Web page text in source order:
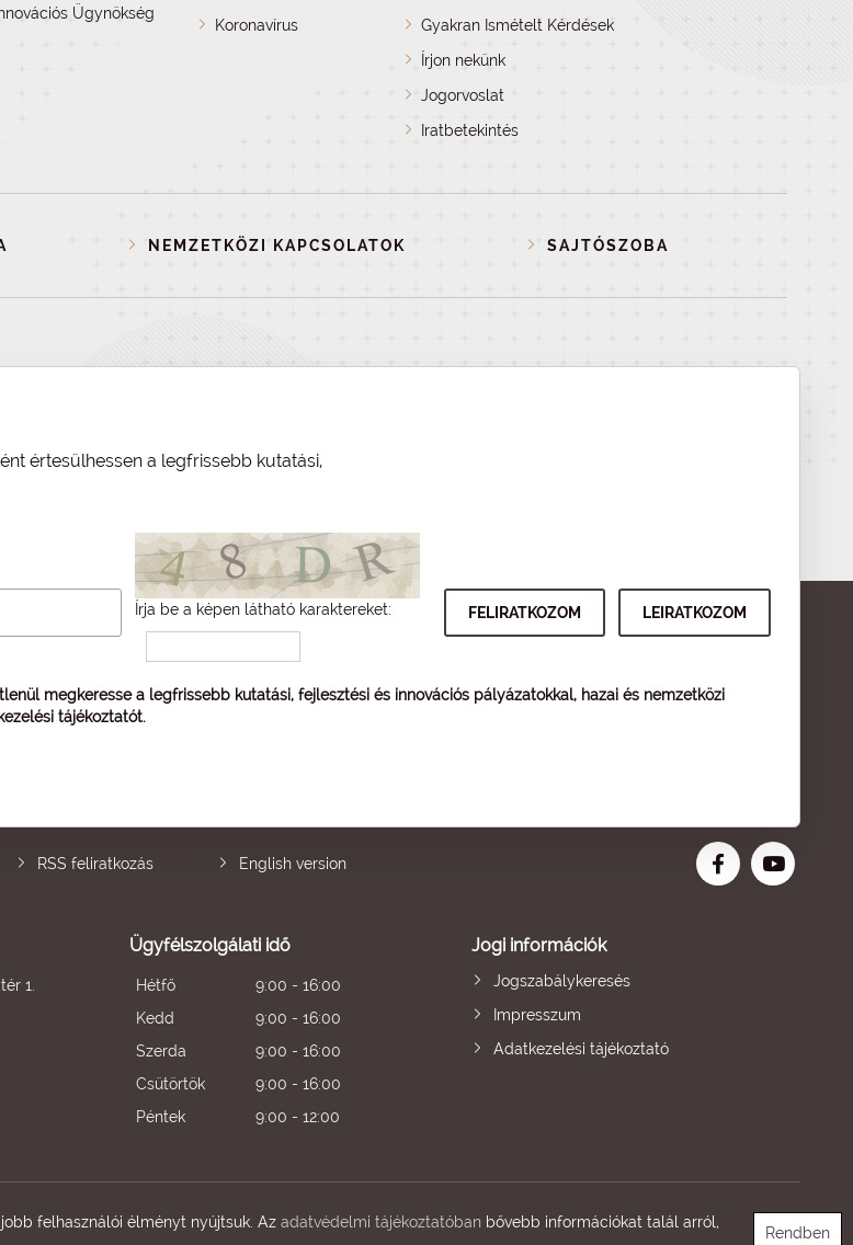
Ügynökség
Koronavírus
Gyakran Ismételt Kérdések
Írjon nekünk
Jogorvoslat
Iratbetekintés
NEMZETKÖZI KAPCSOLATOK SAJTÓSZOBA
értesülhessen a legfrissebb kutatási,
Írja be a képen látható karaktereket:
megkeresse a legfrissebb kutatási, fejlesztési és innovációs pályázatokkal, hazai és nemzetközi
tájékoztatót.
RSS feliratkozás English version
1.
Ügyfélszolgálati idő
Hétfő
9:00 - 16:00
Kedd
9:00 - 16:00
Szerda
9:00 - 16:00
Csütörtök
9:00 - 16:00
Péntek
9:00 - 12:00
Jogi információk
Jogszabálykeresés
Impresszum
Adatkezelési tájékoztató
felhasználói élményt nyújtsuk. Az adatvédelmi tájékoztatóban bővebb információkat talál arról,
Rendben